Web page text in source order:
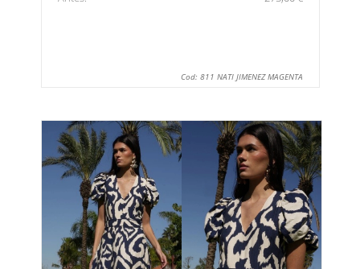
Cod: 811 NATI JIMENEZ MAGENTA